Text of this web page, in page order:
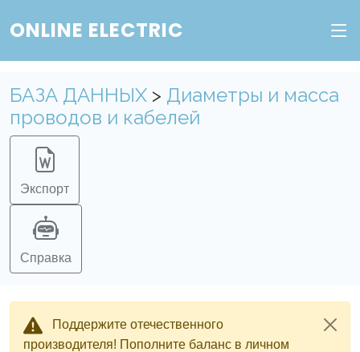
ONLINE ELECTRIC
БАЗА ДАННЫХ > Диаметры и масса
проводов и кабелей
Экспорт
Справка
Поддержите отечественного
производителя! Пополните баланс в личном